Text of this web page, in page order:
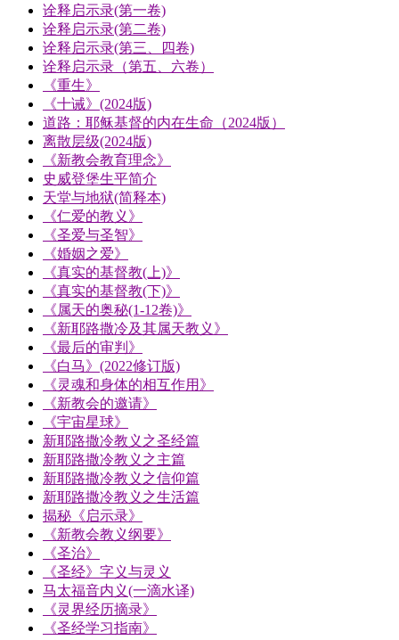
诠释启示录(第一卷)
诠释启示录(第二卷)
诠释启示录(第三、四卷)
诠释启示录（第五、六卷）
《重生》
《十诫》(2024版)
道路：耶稣基督的内在生命（2024版）
离散层级(2024版)
《新教会教育理念》
史威登堡生平简介
天堂与地狱(简释本)
《仁爱的教义》
《圣爱与圣智》
《婚姻之爱》
《真实的基督教(上)》
《真实的基督教(下)》
《属天的奥秘(1-12卷)》
《新耶路撒冷及其属天教义》
《最后的审判》
《白马》(2022修订版)
《灵魂和身体的相互作用》
《新教会的邀请》
《宇宙星球》
新耶路撒冷教义之圣经篇
新耶路撒冷教义之主篇
新耶路撒冷教义之信仰篇
新耶路撒冷教义之生活篇
揭秘《启示录》
《新教会教义纲要》
《圣治》
《圣经》字义与灵义
马太福音内义(一滴水译)
《灵界经历摘录》
《圣经学习指南》